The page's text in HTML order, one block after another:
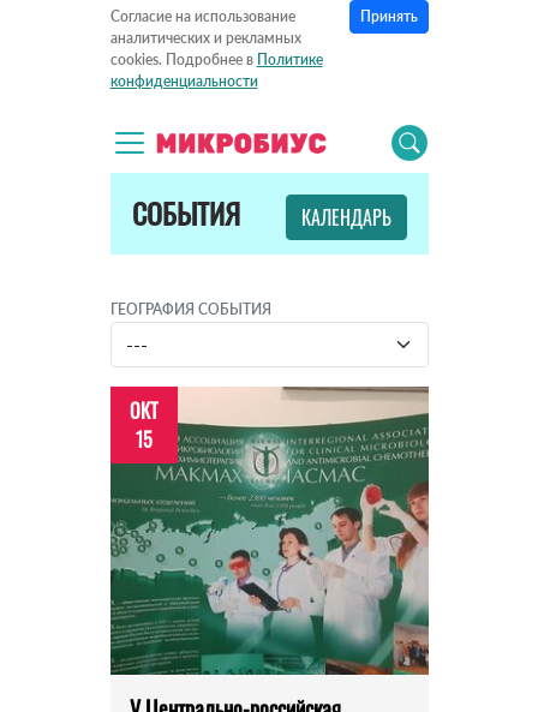
Согласие на использование
аналитических и рекламных
cookies. Подробнее в Политике
конфиденциальности
Принять
СОБЫТИЯ КАЛЕНДАРЬ
ГЕОГРАФИЯ СОБЫТИЯ
ОКТ
15